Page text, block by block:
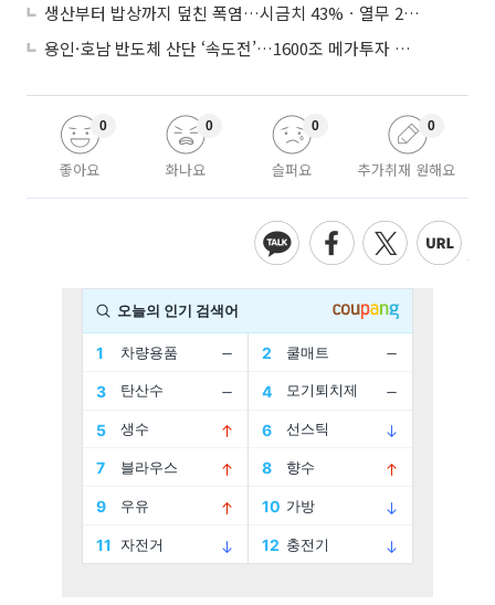
생산부터 밥상까지 덮친 폭염…시금치 43%ㆍ열무 28% 급등
용인·호남 반도체 산단 ‘속도전’…1600조 메가투자 이행 총력
좋아요
0
화나요
0
슬퍼요
0
추가취재 원해요
0